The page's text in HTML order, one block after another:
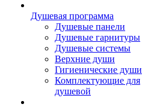
Душевая программа
Душевые панели
Душевые гарнитуры
Душевые системы
Верхние души
Гигиенические души
Комплектующие для
душевой